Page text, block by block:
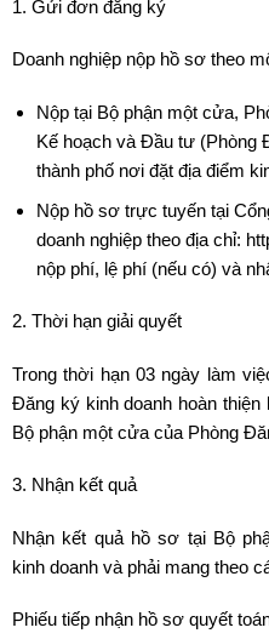
1. Gửi đơn đăng ký
Doanh nghiệp nộp hồ sơ theo
Nộp tại Bộ phận một cửa,
Kế hoạch và Đầu tư (Phòng
thành phố nơi đặt địa điểm
Nộp hồ sơ trực tuyến tại
doanh nghiệp theo địa chỉ:
nộp phí, lệ phí (nếu có) và
2. Thời hạn giải quyết
Trong thời hạn 03 ngày làm
Đăng ký kinh doanh hoàn
Bộ phận một cửa của Phòng
3. Nhận kết quả
Nhận kết quả hồ sơ tại Bộ
kinh doanh và phải mang theo
Phiếu tiếp nhận hồ sơ quyết